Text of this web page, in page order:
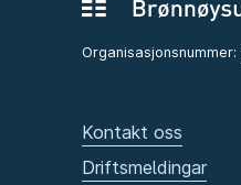
Organisasjonsnummer:
Kontakt oss
Driftsmeldingar